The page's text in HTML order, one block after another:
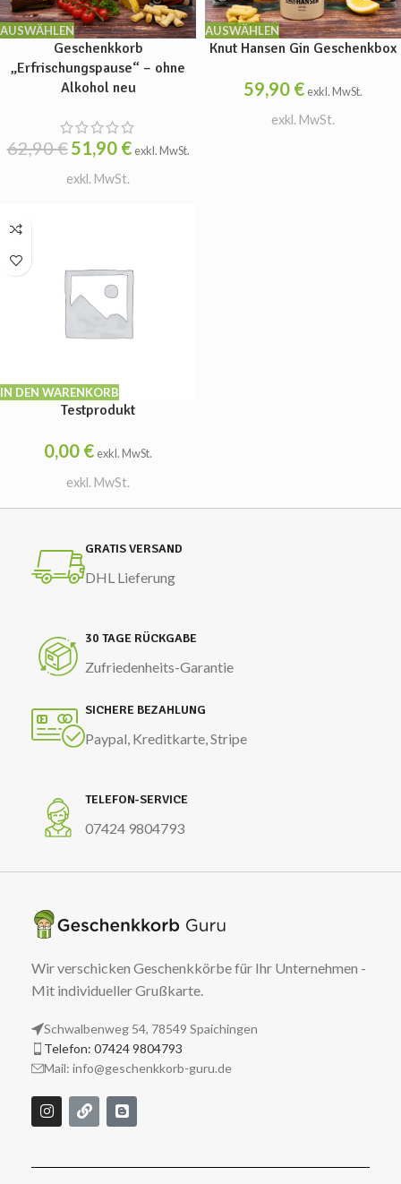
AUSWÄHLEN
Geschenkkorb
„Erfrischungspause“ – ohne
Alkohol neu
62,90€51,90 € exkl. MwSt.
exkl. MwSt.
AUSWÄHLEN
Knut Hansen Gin Geschenkbox
59,90 € exkl. MwSt.
exkl. MwSt.
IN DEN WARENKORB
Testprodukt
0,00 € exkl. MwSt.
exkl. MwSt.
GRATIS VERSAND
DHL Lieferung
30 TAGE RÜCKGABE
Zufriedenheits-Garantie
SICHERE BEZAHLUNG
Paypal, Kreditkarte, Stripe
TELEFON-SERVICE
07424 9804793
Wir verschicken Geschenkkörbe für Ihr Unternehmen -
Mit individueller Grußkarte.
Schwalbenweg 54, 78549 Spaichingen
Telefon: 07424 9804793
Mail: info@geschenkkorb-guru.de